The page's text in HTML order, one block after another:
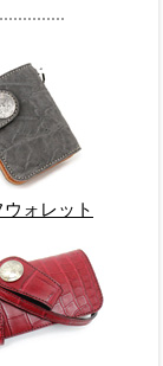
ォレット